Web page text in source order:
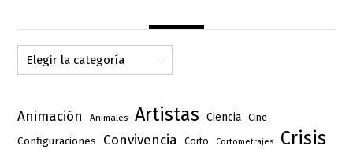
Categorías
Animación Animales Artistas Ciencia Cine
Configuraciones Convivencia Corto Cortometrajes Crisis